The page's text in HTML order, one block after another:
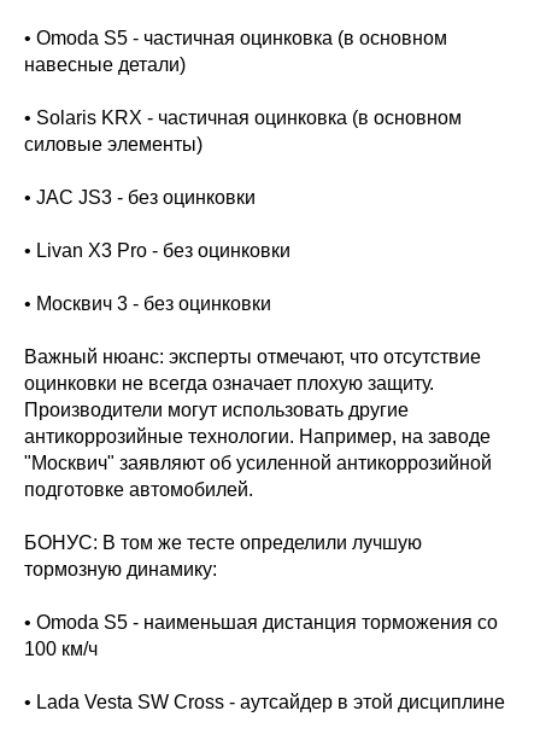
• Omoda S5 - частичная оцинковка (в основном
навесные детали)
• Solaris KRX - частичная оцинковка (в основном
силовые элементы)
• JAC JS3 - без оцинковки
• Livan X3 Pro - без оцинковки
• Москвич 3 - без оцинковки
Важный нюанс: эксперты отмечают, что отсутствие
оцинковки не всегда означает плохую защиту.
Производители могут использовать другие
антикоррозийные технологии. Например, на заводе
"Москвич" заявляют об усиленной антикоррозийной
подготовке автомобилей.
БОНУС: В том же тесте определили лучшую
тормозную динамику:
• Omoda S5 - наименьшая дистанция торможения со
100 км/ч
• Lada Vesta SW Cross - аутсайдер в этой дисциплине